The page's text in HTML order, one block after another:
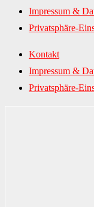
Impressum &
Privatsphäre-
Kontakt
Impressum &
Privatsphäre-